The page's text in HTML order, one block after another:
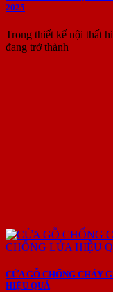
2025
Trong thiết kế nội thất
đang trở thành
CỬA GỖ CHỐNG CHÁY
HIỆU QUẢ